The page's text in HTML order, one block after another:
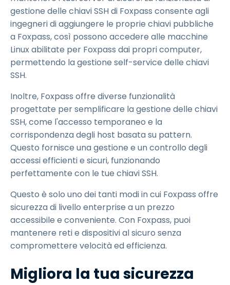
gestione delle chiavi SSH di Foxpass consente agli
ingegneri di aggiungere le proprie chiavi pubbliche
a Foxpass, così possono accedere alle macchine
Linux abilitate per Foxpass dai propri computer,
permettendo la gestione self-service delle chiavi
SSH.
Inoltre, Foxpass offre diverse funzionalità
progettate per semplificare la gestione delle chiavi
SSH, come l'accesso temporaneo e la
corrispondenza degli host basata su pattern.
Questo fornisce una gestione e un controllo degli
accessi efficienti e sicuri, funzionando
perfettamente con le tue chiavi SSH.
Questo è solo uno dei tanti modi in cui Foxpass offre
sicurezza di livello enterprise a un prezzo
accessibile e conveniente. Con Foxpass, puoi
mantenere reti e dispositivi al sicuro senza
compromettere velocità ed efficienza.
Migliora la tua sicurezza